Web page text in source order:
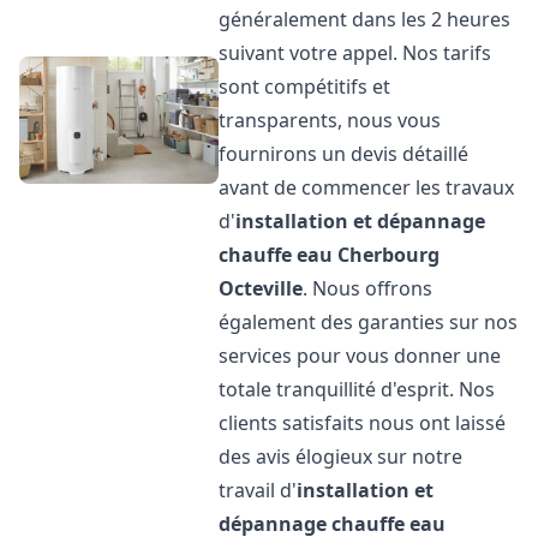
généralement dans les 2 heures
suivant votre appel. Nos tarifs
sont compétitifs et
transparents, nous vous
fournirons un devis détaillé
avant de commencer les travaux
d'installation et dépannage
chauffe eau Cherbourg
Octeville. Nous offrons
également des garanties sur nos
services pour vous donner une
totale tranquillité d'esprit. Nos
clients satisfaits nous ont laissé
des avis élogieux sur notre
travail d'installation et
dépannage chauffe eau